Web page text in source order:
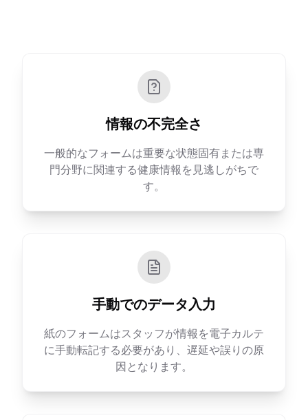
情報の不完全さ
一般的なフォームは重要な状態固有または専
門分野に関連する健康情報を見逃しがちで
す。
手動でのデータ入力
紙のフォームはスタッフが情報を電子カルテ
に手動転記する必要があり、遅延や誤りの原
因となります。